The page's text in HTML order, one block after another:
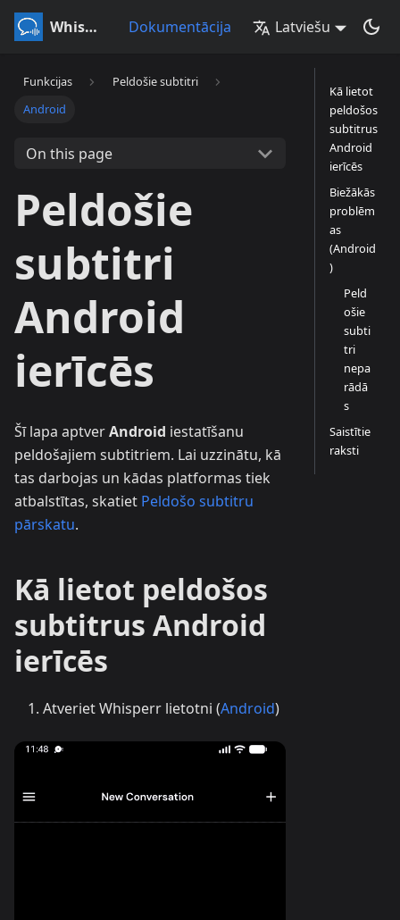
Whisperr Dokumentācija Latviešu
Funkcijas
Peldošie subtitri
Android
On this page
Peldošie
subtitri
Android
ierīcēs
Šī lapa aptverAndroid iestatīšanu
peldošajiem subtitriem. Lai uzzinātu, kā
tas darbojas un kādas platformas tiek
atbalstītas, skatiet Peldošo subtitru
pārskatu.
Kā lietot peldošos
subtitrus Android
ierīcēs
Atveriet Whisperr lietotni (Android)
Kā lietot
peldošos
subtitrus
Android
ierīcēs
Biežākās
problēm
as
(Android
)
Peld
ošie
subti
tri
nepa
rādā
s
Saistītie
raksti